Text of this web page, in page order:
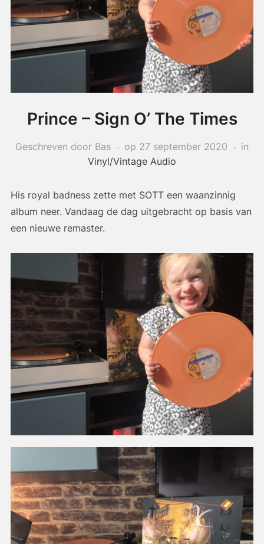
Prince – Sign O’ The Times
Geschreven door Bas op 27 september 2020
in
Vinyl/Vintage Audio
His royal badness zette met SOTT een waanzinnig
album neer. Vandaag de dag uitgebracht op basis van
een nieuwe remaster.